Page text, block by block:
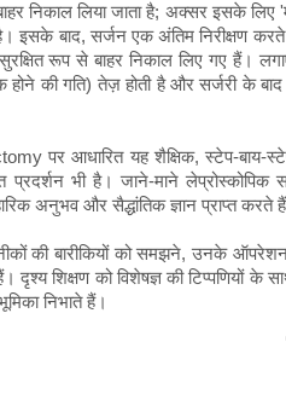
निकाल लिया जाता है; अक्सर इसके लिए
इसके बाद, सर्जन एक अंतिम निरीक्षण
रूप से बाहर निकाल लिए गए हैं।
की गति) तेज़ होती है और सर्जरी के
पर आधारित यह शैक्षिक, स्टेप-बाय-
भी है। जाने-माने
अनुभव और सैद्धांतिक ज्ञान प्राप्त करते
की बारीकियों को समझने, उनके
शिक्षण को विशेषज्ञ की टिप्पणियों के
निभाते हैं।